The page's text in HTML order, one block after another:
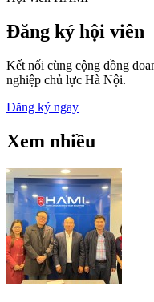
Đăng ký hội viên
Kết nối cùng cộng đồng
nghiệp chủ lực Hà Nội.
Đăng ký ngay
Xem nhiều